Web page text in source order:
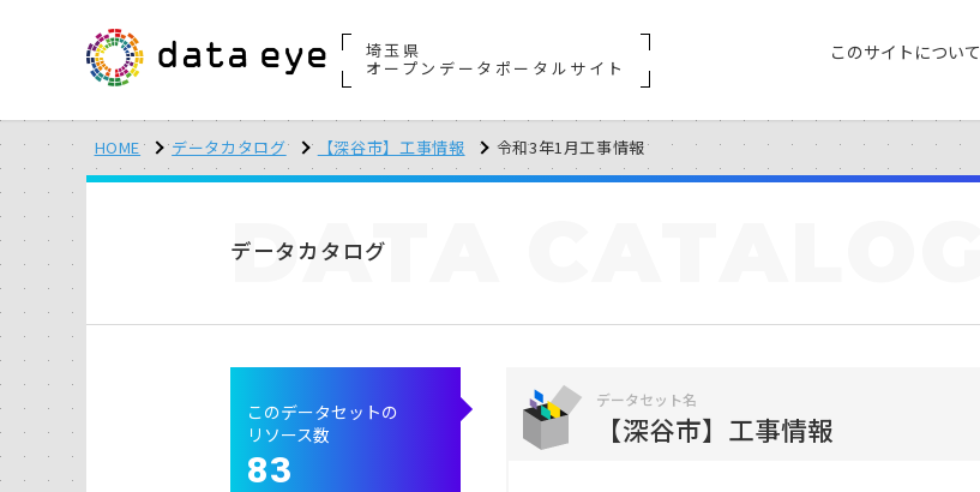
埼玉県
オープンデータポータルサイト
このサイトについて
HOME データカタログ 【深谷市】工事情報 令和3年1月工事情報
データカタログ
DATA
データセット名
【深谷市】工事情報
このデータセットの
リソース数
83